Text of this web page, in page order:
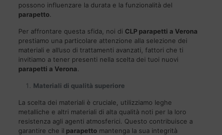
possono influenzare la durata e la funzionalità del
parapetto.
Per affrontare questa sfida, noi di CLPparapetti a Verona
prestiamo una particolare attenzione alla selezione dei
materiali e all’uso di trattamenti avanzati, fattori che ti
invitiamo a tener presenti nella scelta dei tuoi nuovi
parapetti a Verona
Materiali di qualità superiore
La scelta dei materiali è cruciale, utilizziamo leghe
metalliche e altri materiali di alta qualità noti per la loro
resistenza agli agenti atmosferici. Questo contribuisce a
garantire che il parapettomantenga la sua integrità